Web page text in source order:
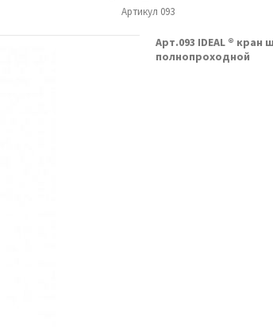
Артикул 093
Арт.093 IDEAL ® кран
полнопроходной